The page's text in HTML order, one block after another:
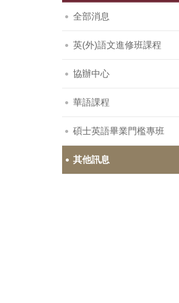
全部消息
英(外)語文進修班課程
協辦中心
華語課程
碩士英語畢業門檻專班
其他訊息